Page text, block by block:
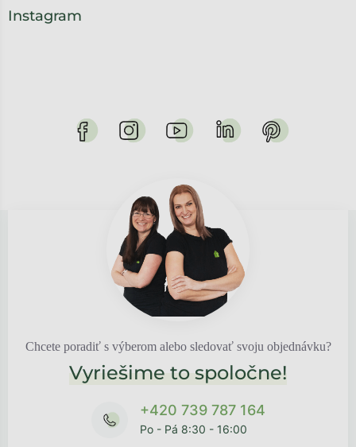
Instagram
Chcete poradiť s výberom alebo sledovať svoju objednávku?
Vyriešime to spoločne!
+420 739 787 164
Po - Pá 8:30 - 16:00